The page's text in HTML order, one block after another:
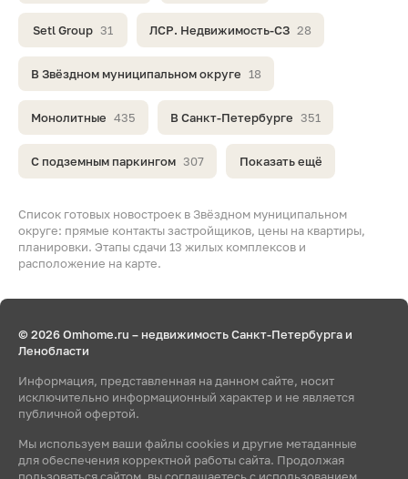
Список готовых новостроек в Звёздном муниципальном
округе: прямые контакты застройщиков, цены на квартиры,
планировки. Этапы сдачи 13 жилых комплексов и
расположение на карте.
Setl Group 31 ЛСР. Недвижимость-СЗ 28
В Звёздном муниципальном округе 18
Монолитные 435 В Санкт-Петербурге 351
С подземным паркингом 307 Показать ещё
© 2026 Omhome.ru – недвижимость Санкт-Петербурга и
Ленобласти
Информация, представленная на данном сайте, носит
исключительно информационный характер и не является
публичной офертой.
Мы используем ваши файлы cookies и другие метаданные
для обеспечения корректной работы сайта. Продолжая